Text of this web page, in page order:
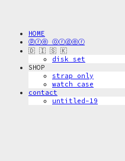
HOME
ⓟⓡⓔ ⓞⓡⓓⓔⓡ
🇩 🇮 🇸 🇰
disk_set
SHOP
strap only
watch case
contact
untitled-19